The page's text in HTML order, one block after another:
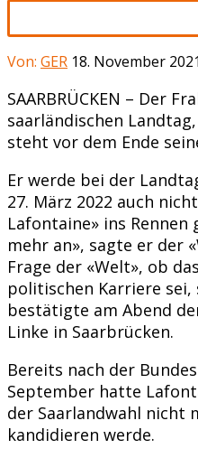
Von: GER 18. November 2021
SAARBRÜCKEN – Der
saarländischen
steht vor dem Ende
Er werde bei der
27. März 2022 auch
Lafontaine» ins
mehr an», sagte er der
Frage der «Welt», ob
politischen Karriere sei,
bestätigte am Abend
Linke in Saarbrücken.
Bereits nach der
September hatte
der Saarlandwahl nicht
kandidieren werde.